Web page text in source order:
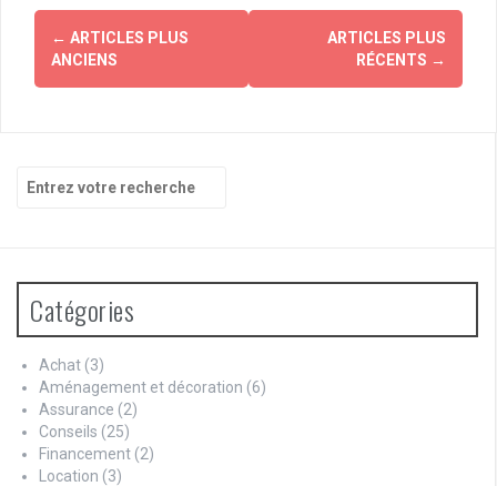
Navigation
des
articles
← ARTICLES PLUS
ANCIENS
ARTICLES PLUS
RÉCENTS →
pour
Catégories
Achat (3)
Aménagement et décoration (6)
Assurance (2)
Conseils (25)
Financement (2)
Location (3)